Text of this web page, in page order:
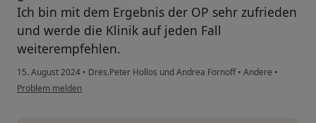
Ich bin mit dem Ergebnis der OP sehr zufrieden
und werde die Klinik auf jeden Fall
weiterempfehlen.
15. August 2024 • Dres.Peter Hollos und Andrea Fornoff• Andere •
Problem melden